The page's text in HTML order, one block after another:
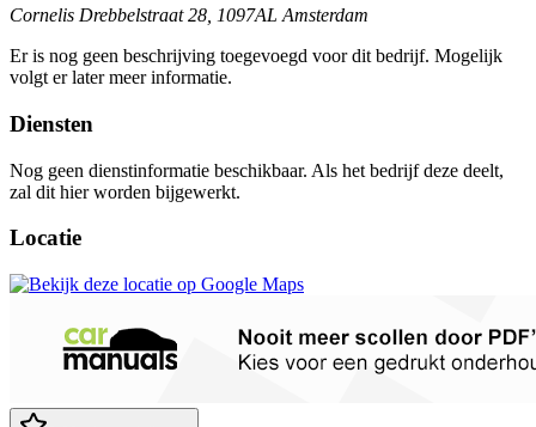
Cornelis Drebbelstraat 28, 1097AL Amsterdam
Er is nog geen beschrijving toegevoegd voor dit bedrijf. Mogelijk
volgt er later meer informatie.
Diensten
Nog geen dienstinformatie beschikbaar. Als het bedrijf deze deelt,
zal dit hier worden bijgewerkt.
Locatie